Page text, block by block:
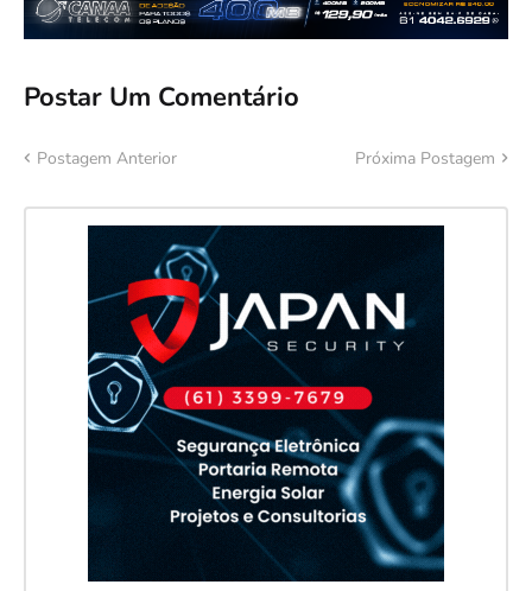
Postar Um Comentário
Postagem Anterior Próxima Postagem